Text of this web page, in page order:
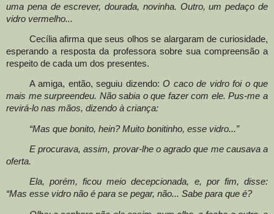
uma pena de escrever, dourada, novinha. Outro, um pedaço de
vidro vermelho...
Cecília afirma que seus olhos se alargaram de curiosidade,
esperando a resposta da professora sobre sua compreensão a
respeito de cada um dos presentes.
A amiga, então, seguiu dizendo:O caco de vidro foi o que
mais me surpreendeu. Não sabia o que fazer com ele. Pus-me a
revirá-lo nas mãos, dizendo à criança:
“Mas que bonito, hein? Muito bonitinho, esse vidro...”
E procurava, assim, provar-lhe o agrado que me causava a
oferta.
Ela, porém, ficou meio decepcionada, e, por fim, disse:
“Mas esse vidro não é para se pegar, não... Sabe para que é?